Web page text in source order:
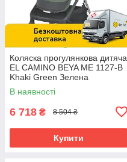
Коляска прогулянкова дитяча
EL CAMINO BEYA ME 1127-B
Khaki Green Зелена
В наявності
6 718 ₴ 8 504 ₴
Купити